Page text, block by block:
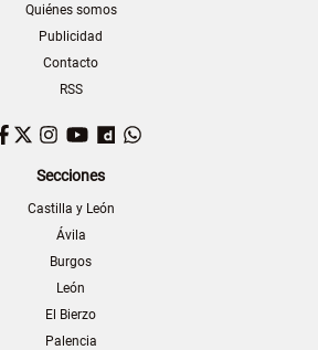
Quiénes somos
Publicidad
Contacto
RSS
Facebook
TwitterInstagram
YouTubeDailymotion
Secciones
Castilla y León
Ávila
Burgos
León
El Bierzo
Palencia